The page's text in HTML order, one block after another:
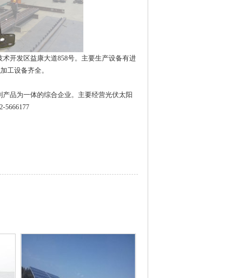
开发区益康大道858号。主要生产设备有进
工设备齐全。
品为一体的综合企业。主要经营光伏太阳
5666177